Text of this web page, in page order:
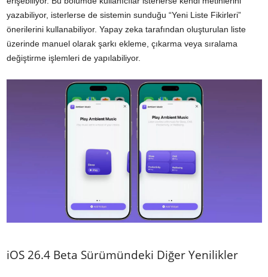
yazabiliyor, isterlerse de sistemin sunduğu “Yeni Liste Fikirleri”
önerilerini kullanabiliyor. Yapay zeka tarafından oluşturulan liste
üzerinde manuel olarak şarkı ekleme, çıkarma veya sıralama
değiştirme işlemleri de yapılabiliyor.
iOS 26.4 Beta Sürümündeki Diğer Yenilikler